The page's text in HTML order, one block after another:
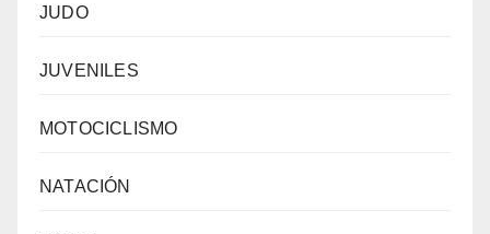
JUDO
JUVENILES
MOTOCICLISMO
NATACIÓN